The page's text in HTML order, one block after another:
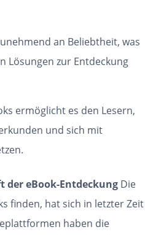
an Beliebtheit, was
Lösungen zur Entdeckung
ermöglicht es den Lesern,
und sich mit
der eBook-Entdeckung Die
finden, hat sich in letzter Zeit
haben die